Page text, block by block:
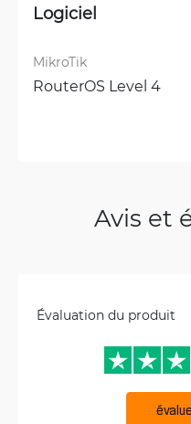
Logiciel
MikroTik
RouterOS Level 4
Avis et
Évaluation du produit